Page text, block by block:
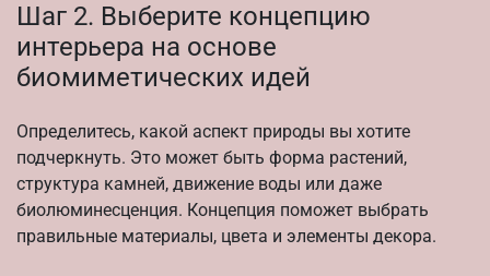
Шаг 2. Выберите концепцию
интерьера на основе
биомиметических идей
Определитесь, какой аспект природы вы хотите
подчеркнуть. Это может быть форма растений,
структура камней, движение воды или даже
биолюминесценция. Концепция поможет выбрать
правильные материалы, цвета и элементы декора.